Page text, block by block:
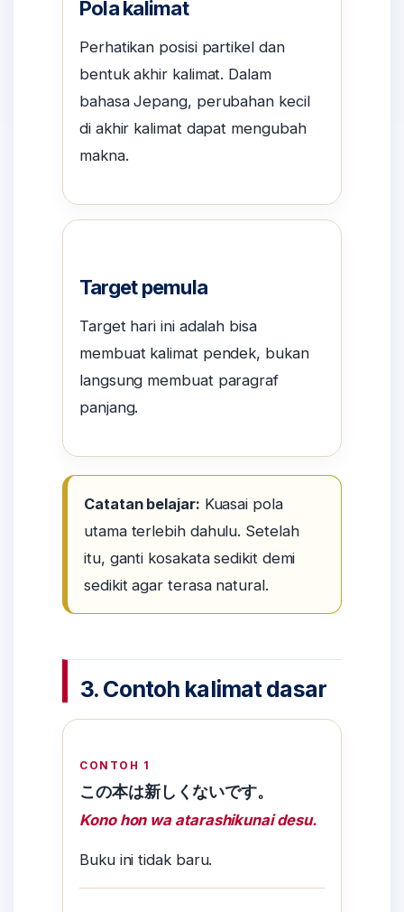
Pola kalimat
Perhatikan posisi partikel dan
bentuk akhir kalimat. Dalam
bahasa Jepang, perubahan kecil
di akhir kalimat dapat mengubah
makna.
Target pemula
Target hari ini adalah bisa
membuat kalimat pendek, bukan
langsung membuat paragraf
panjang.
Catatan belajar: Kuasai pola
utama terlebih dahulu. Setelah
itu, ganti kosakata sedikit demi
sedikit agar terasa natural.
3. Contoh kalimat dasar
CONTOH 1
この本は新しくないです。
Kono hon wa atarashikunai desu.
Buku ini tidak baru.